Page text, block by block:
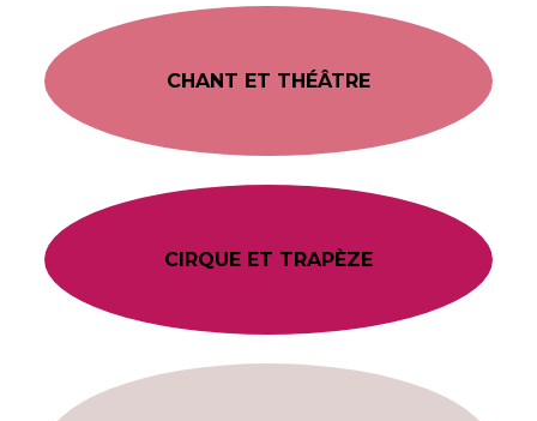
CHANT ET THÉÂTRE
CIRQUE ET TRAPÈZE